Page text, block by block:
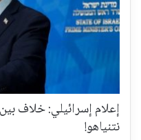
إعلام إسرائيلي: خلاف
نتنياهو!